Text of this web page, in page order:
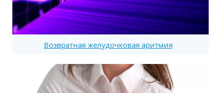
Возвратная желудочковая аритмия